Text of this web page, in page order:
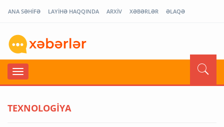
ANA SƏHİFƏ LAYİHƏ HAQQINDA ARXİV XƏBƏRLƏR ƏLAQƏ
TEXNOLOGİYA